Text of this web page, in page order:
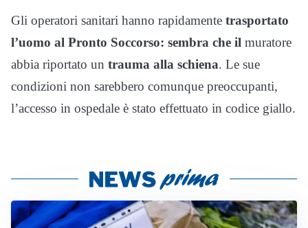
Gli operatori sanitari hanno rapidamente trasportato
l’uomo al Pronto Soccorso: sembra che il muratore
abbia riportato un trauma alla schiena. Le sue
condizioni non sarebbero comunque preoccupanti,
l’accesso in ospedale è stato effettuato in codice giallo.